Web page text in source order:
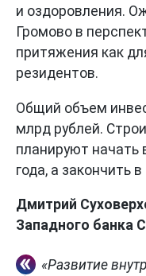
и оздоровления.
Громово в
притяжения как
резидентов.
Общий объем
млрд рублей.
планируют начать
года, а закончить
Дмитрий
Западного банка
«Развитие